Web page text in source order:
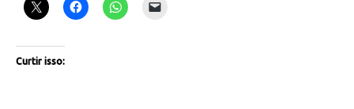
Curtir isso: